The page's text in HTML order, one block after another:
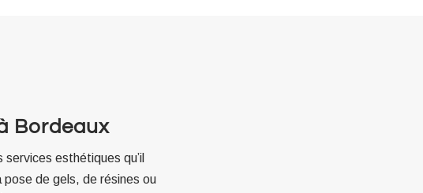
Bordeaux
esthétiques qu’il
de gels, de résines ou